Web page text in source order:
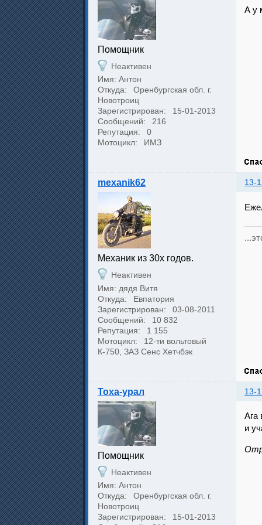
Помощник
Неактивен
Имя: Антон
Откуда:
Оренбургская обл. г.
Новотроиц
Зарегистрирован:
15-01-2013
Сообщений:
216
Репутация:
0
Мотоцикл:
ИМЗ
А у
mexanik62 13-
Механик из 30х годов.
Неактивен
Имя: дядя Витя
Откуда:
Евпатория
Зарегистрирован:
03-08-2011
Сообщений:
10 832
Репутация:
1 155
Мотоцикл:
12-ти вольтовый
К-750, ЗАЗ Сенс Хетчбэк
Toxa-урал 13-
Помощник
Неактивен
Имя: Антон
Откуда:
Оренбургская обл. г.
Новотроиц
Зарегистрирован:
15-01-2013
Ага
и